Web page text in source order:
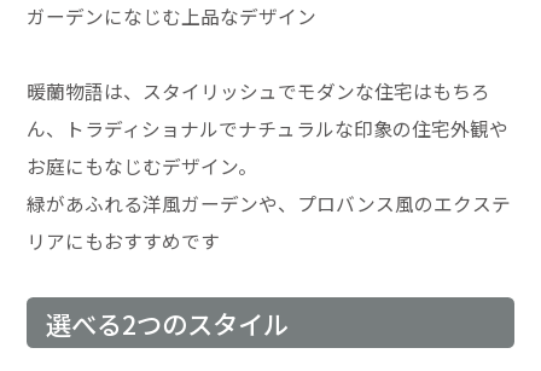
ガーデンになじむ上品なデザイン
暖蘭物語は、スタイリッシュでモダンな住宅はもちろ
ん、トラディショナルでナチュラルな印象の住宅外観や
お庭にもなじむデザイン。
緑があふれる洋風ガーデンや、プロバンス風のエクステ
リアにもおすすめです
選べる2つのスタイル